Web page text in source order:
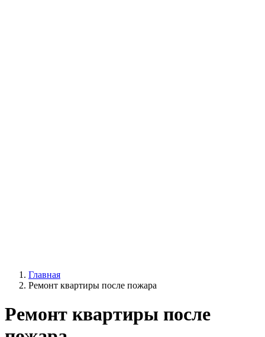
Главная
Ремонт квартиры после пожара
Ремонт квартиры после